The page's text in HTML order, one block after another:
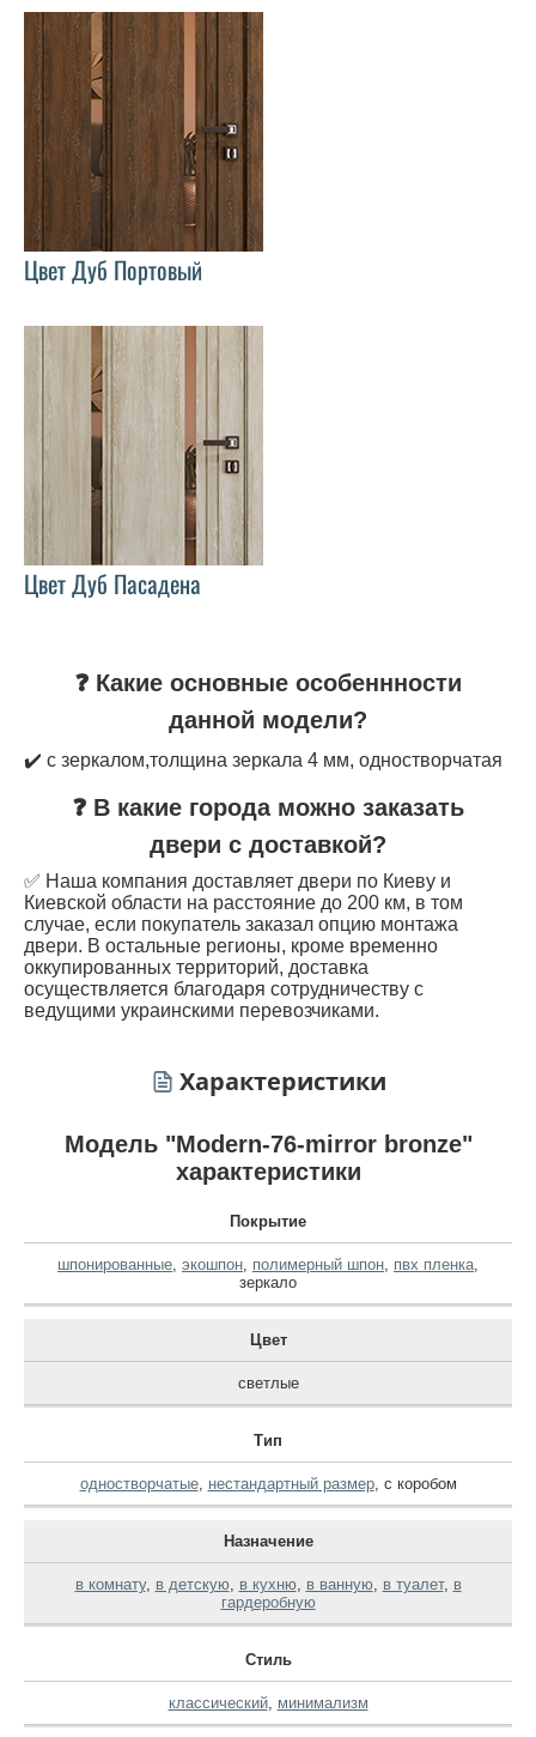
Цвет Дуб Портовый
Цвет Дуб Пасадена
❓ Какие основные особеннности
данной модели?
✔️ с зеркалом,толщина зеркала 4 мм, одностворчатая
❓ В какие города можно заказать
двери с доставкой?
✅ Наша компания доставляет двери по Киеву и
Киевской области на расстояние до 200 км, в том
случае, если покупатель заказал опцию монтажа
двери. В остальные регионы, кроме временно
оккупированных территорий, доставка
осуществляется благодаря сотрудничеству с
ведущими украинскими перевозчиками.
Характеристики
Модель "Modern-76-mirror bronze"
характеристики
Покрытие
шпонированные экошпон полимерный шпон пвх пленка
зеркало
Цвет
светлые
Тип
одностворчатые, нестандартный размер, с коробом
Назначение
в комнату, в детскую, в кухню, в ванную, в туалет, в
гардеробную
Стиль
классический, минимализм